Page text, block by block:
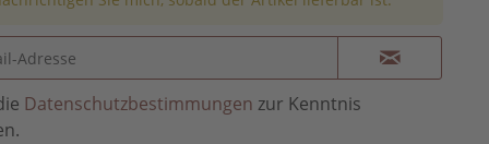
Datenschutzbestimmungen zur Kenntnis